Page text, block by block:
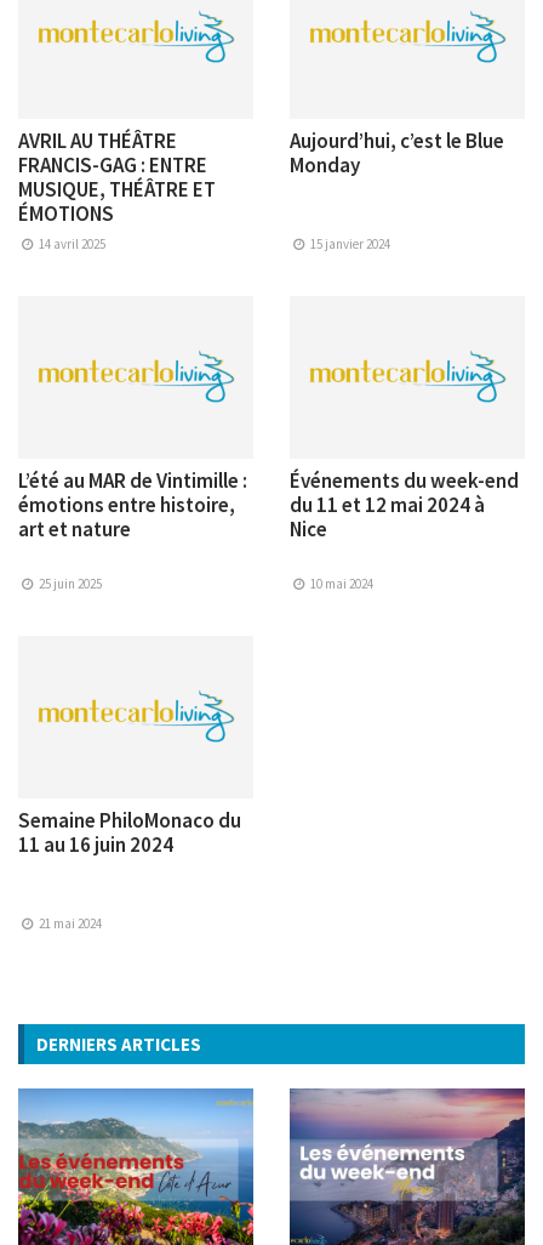
AVRIL AU THÉÂTRE
FRANCIS-GAG : ENTRE
MUSIQUE, THÉÂTRE ET
ÉMOTIONS
14 avril 2025
Aujourd’hui, c’est le Blue
Monday
15 janvier 2024
L’été au MAR de Vintimille :
émotions entre histoire,
art et nature
25 juin 2025
Événements du week-end
du 11 et 12 mai 2024 à
Nice
10 mai 2024
Semaine PhiloMonaco du
11 au 16 juin 2024
21 mai 2024
DERNIERS ARTICLES